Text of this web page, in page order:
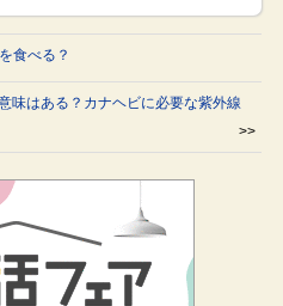
食べる？
味はある？カナヘビに必要な紫外線
>>